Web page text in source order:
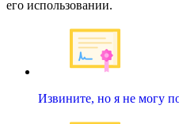
его использовании.
Извините, но я не могу